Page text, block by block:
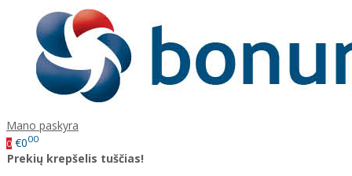
Mano paskyra
0 €000
Prekių krepšelis tuščias!